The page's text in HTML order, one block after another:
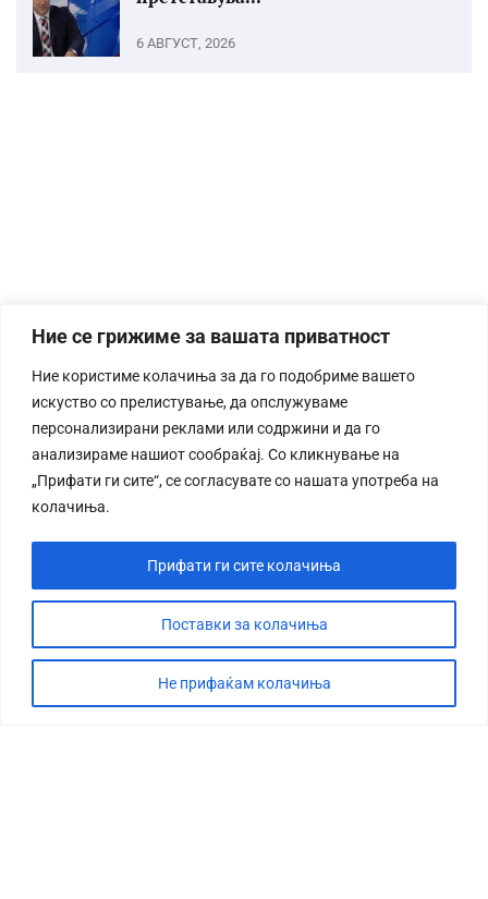
Ние се грижиме за вашата приватност
Ние користиме колачиња за да го подобриме вашето
искуство со прелистување, да опслужуваме
персонализирани реклами или содржини и да го
анализираме нашиот сообраќај. Со кликнување на
„Прифати ги сите“, се согласувате со нашата употреба на
колачиња.
Поставки за колачиња
Не прифаќам колачиња
Прифати ги сите колачиња
6 АВГУСТ, 2026